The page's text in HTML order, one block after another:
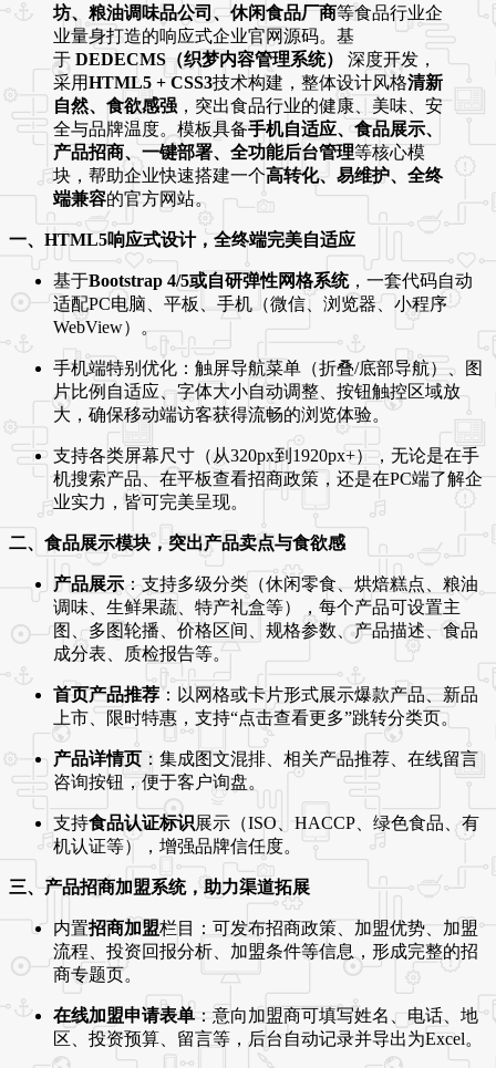
坊、粮油调味品公司、休闲食品厂商等食品行业企
业量身打造的响应式企业官网源码。基
于 DEDECMS（织梦内容管理系统）
深度开发，
采用HTML5 + CSS3技术构建，整体设计风格清新
自然、食欲感强 ，突出食品行业的健康、美味、安
全与品牌温度。模板具备手机自适应、食品展示、
产品招商、一键部署、全功能后台管理等核心模
块，帮助企业快速搭建一个高转化、易维护、全终
端兼容的官方网站。
一、HTML5响应式设计，全终端完美自适应
基于Bootstrap 4/5或自研弹性网格系统，一套代码自动
适配PC电脑、平板、手机（微信、浏览器、小程序
WebView）。
手机端特别优化：触屏导航菜单（折叠/底部导航）、图
片比例自适应、字体大小自动调整、按钮触控区域放
大，确保移动端访客获得流畅的浏览体验。
支持各类屏幕尺寸（从320px到1920px+），无论是在手
机搜索产品、在平板查看招商政策，还是在PC端了解企
业实力，皆可完美呈现。
二、食品展示模块，突出产品卖点与食欲感
产品展示 ：支持多级分类（休闲零食、烘焙糕点、粮油
调味、生鲜果蔬、特产礼盒等），每个产品可设置主
图、多图轮播、价格区间、规格参数、产品描述、食品
成分表、质检报告等。
首页产品推荐：以网格或卡片形式展示爆款产品、新品
上市、限时特惠，支持“点击查看更多”跳转分类页。
产品详情页：集成图文混排、相关产品推荐、在线留言
咨询按钮，便于客户询盘。
支持食品认证标识展示（ISO、HACCP、绿色食品、有
机认证等），增强品牌信任度。
三、产品招商加盟系统，助力渠道拓展
内置招商加盟栏目：可发布招商政策、加盟优势、加盟
流程、投资回报分析、加盟条件等信息，形成完整的招
商专题页。
在线加盟申请表单：意向加盟商可填写姓名、电话、地
区、投资预算、留言等，后台自动记录并导出为Excel。